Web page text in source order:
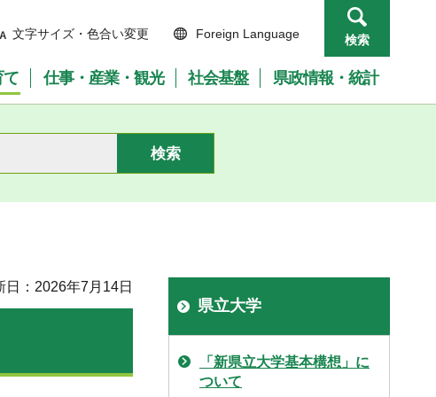
文字サイズ・色合い変更 Foreign Language 検索
て 仕事・産業・観光 社会基盤 県政情報・統計
日：2026年7月14日
県立大学
「新県立大学基本構想」に
ついて